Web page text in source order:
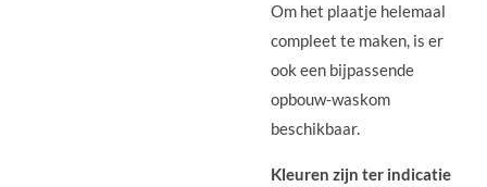
Om het plaatje helemaal
compleet te maken, is er
ook een bijpassende
opbouw-waskom
beschikbaar.
Kleuren zijn ter indicatie